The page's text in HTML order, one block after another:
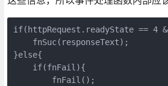
if(httpRequest.readyState == 4
    fnSuc(responseText);
}else{
    if(fnFail){
        fnFail();